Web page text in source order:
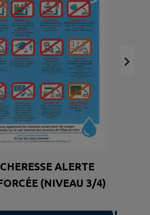
ALERTE
(NIVEAU 3/4)